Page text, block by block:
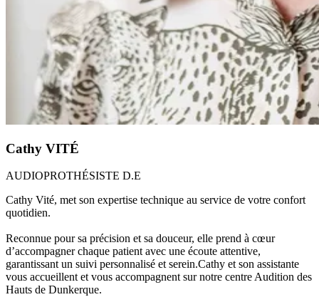
Cathy VITÉ
AUDIOPROTHÉSISTE D.E
Cathy Vité, met son expertise technique au service de votre confort
quotidien.
Reconnue pour sa précision et sa douceur, elle prend à cœur
d’accompagner chaque patient avec une écoute attentive,
garantissant un suivi personnalisé et serein.Cathy et son assistante
vous accueillent et vous accompagnent sur notre centre Audition des
Hauts de Dunkerque.